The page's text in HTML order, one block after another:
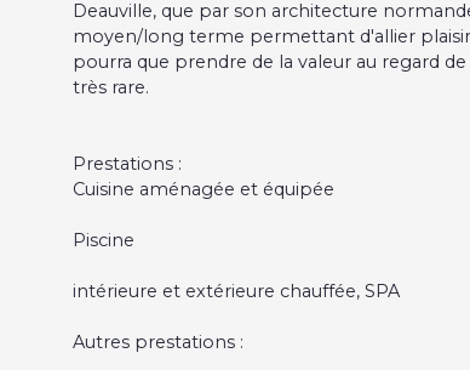
Deauville, que par son architecture
moyen/long terme permettant d'allier
pourra que prendre de la valeur au regard
très rare.
Prestations :
Cuisine aménagée et équipée
Piscine
intérieure et extérieure chauffée, SPA
Autres prestations :